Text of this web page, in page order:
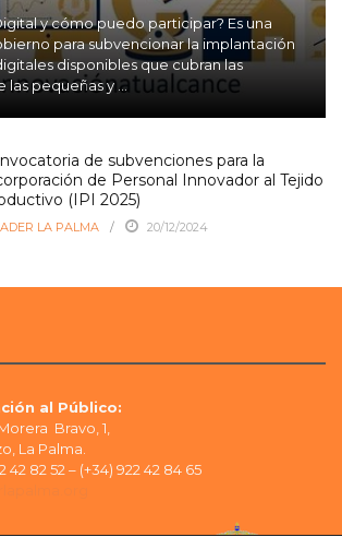
y cómo puedo participar? Es una
para subvencionar la implantación
disponibles que cubran las
las pequeñas y ...
de subvenciones para la
de Personal Innovador al Tejido
(IPI 2025)
ADER LA PALMA 20/12/2024
al Público:
Bravo, 1,
La Palma.
42 82 52 – (+34) 922 42 84 65